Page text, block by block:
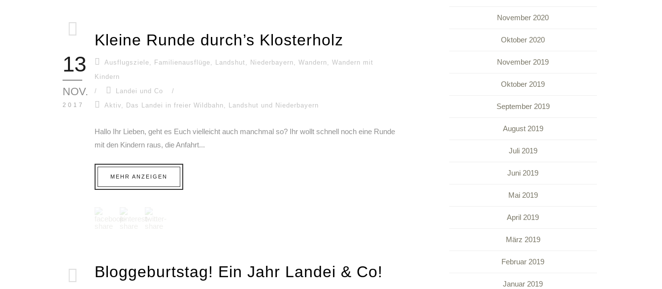
13
NOV.
2017
Kleine Runde durch’s Klosterholz
Ausflugsziele, Familienausflüge, Landshut, Niederbayern, Wandern, Wandern mit
Kindern
/
Landei und Co
/
Aktiv, Das Landei in freier Wildbahn, Landshut und Niederbayern
Hallo Ihr Lieben, geht es Euch vielleicht auch manchmal so? Ihr wollt schnell noch eine Runde
mit den Kindern raus, die Anfahrt...
MEHR ANZEIGEN
Bloggeburtstag! Ein Jahr Landei & Co!
November 2020
Oktober 2020
November 2019
Oktober 2019
September 2019
August 2019
Juli 2019
Juni 2019
Mai 2019
April 2019
März 2019
Februar 2019
Januar 2019